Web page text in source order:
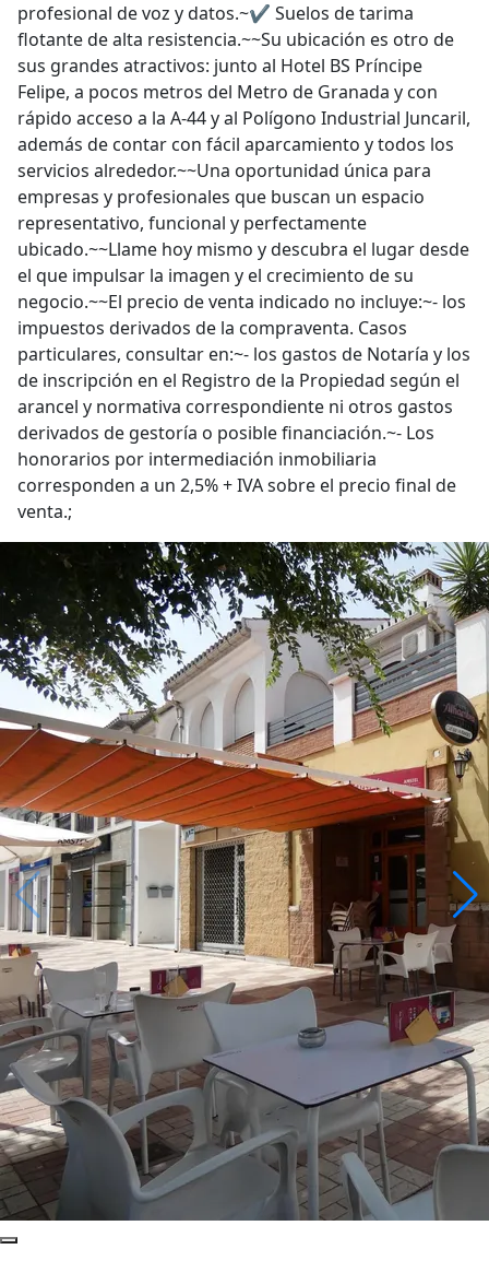
profesional de voz y datos.~✔ Suelos de tarima
flotante de alta resistencia.~~Su ubicación es otro de
sus grandes atractivos: junto al Hotel BS Príncipe
Felipe, a pocos metros del Metro de Granada y con
rápido acceso a la A-44 y al Polígono Industrial Juncaril,
además de contar con fácil aparcamiento y todos los
servicios alrededor.~~Una oportunidad única para
empresas y profesionales que buscan un espacio
representativo, funcional y perfectamente
ubicado.~~Llame hoy mismo y descubra el lugar desde
el que impulsar la imagen y el crecimiento de su
negocio.~~El precio de venta indicado no incluye:~- los
impuestos derivados de la compraventa. Casos
particulares, consultar en:~- los gastos de Notaría y los
de inscripción en el Registro de la Propiedad según el
arancel y normativa correspondiente ni otros gastos
derivados de gestoría o posible financiación.~- Los
honorarios por intermediación inmobiliaria
corresponden a un 2,5% + IVA sobre el precio final de
venta.;